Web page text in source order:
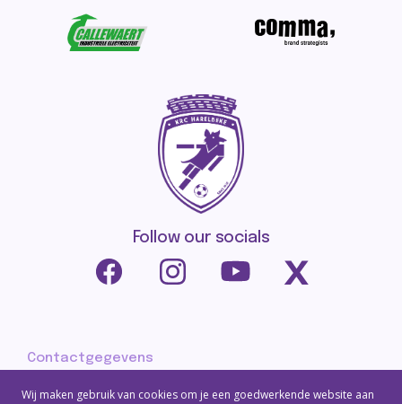
Follow our socials
Contactgegevens
Wij maken gebruik van cookies om je een goedwerkende website aan